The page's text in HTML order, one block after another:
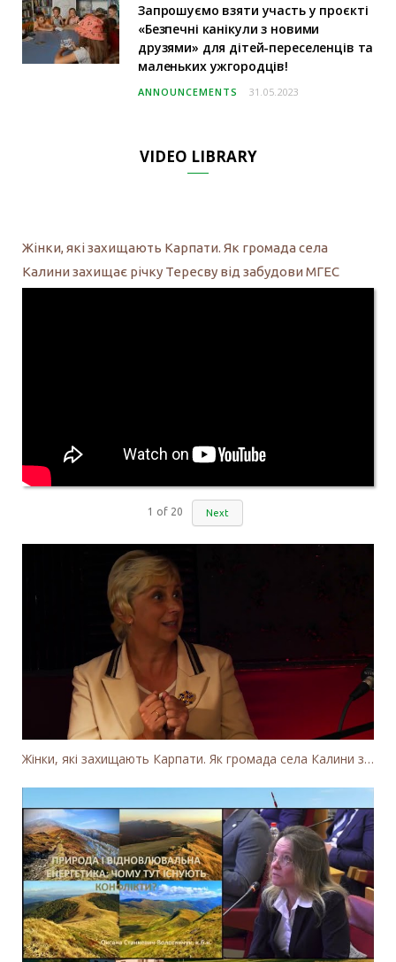
Запрошуємо взяти участь у проєкті
«Безпечні канікули з новими
друзями» для дітей-переселенців та
маленьких ужгородців!
ANNOUNCEMENTS 31.05.2023
VIDEO LIBRARY
Жінки, які захищають Карпати. Як громада села
Калини захищає річку Тересву від забудови МГЕС
1 of 20 Next
Жінки, які захищають Карпати. Як громада села Калини захищає річку Тересву від забудови МГЕС